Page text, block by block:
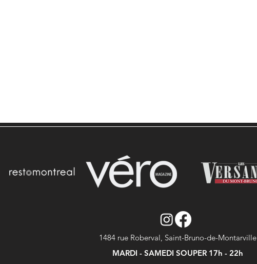
1484 rue Roberval, Saint-Bruno-de-Montarville
MARDI - SAMEDI SOUPER 17h - 22h